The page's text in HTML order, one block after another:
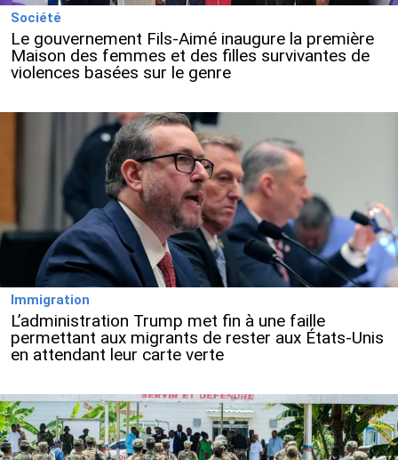
Société
Le gouvernement Fils-Aimé inaugure la première
Maison des femmes et des filles survivantes de
violences basées sur le genre
Immigration
L’administration Trump met fin à une faille
permettant aux migrants de rester aux États-Unis
en attendant leur carte verte